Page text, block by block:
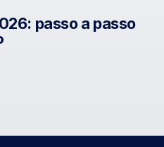
passo a passo